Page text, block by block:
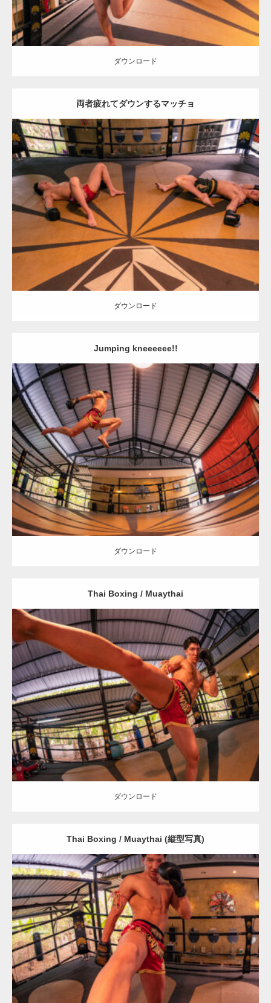
ダウンロード
両者疲れてダウンするマッチョ
Update: 2023.09.8
Category: ムエタイのマッチョ in チェンマイ(タイ) オレンジの人
SOSUKEAKIHITO(細マッチョ) チェンマイ(タイ)
ダウンロード
ダウンロード
Jumping kneeeeee!!
Update: 2023.09.8
Category:ムエタイのマッチョ in チェンマイ(タイ) オレンジの人
AKIHITO(細マッチョ) チェンマイ(タイ)
ダウンロード
ダウンロード
Thai Boxing / Muaythai
2023.09.8
Category:ムエタイのマッチョ in チェンマイ(タイ) オレンジの人
AKIHITO(細マッチョ) チェンマイ(タイ)
ダウンロード
ダウンロード
Thai Boxing / Muaythai (縦型写真)
Update:2023.09.8
Category:ムエタイのマッチョ in チェンマイ(タイ)
オレンジの人
AKIHITO(細マッチョ) チェンマイ(タイ)
ダウンロード